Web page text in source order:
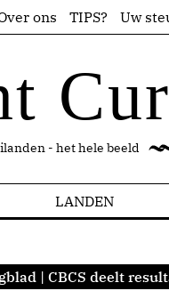
ons TIPS? Uw
- het hele beeld
LANDEN
| CBCS deelt